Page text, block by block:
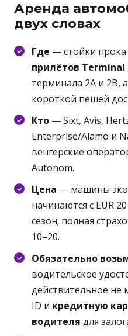
Аренда
двух словах
Где — стойки
прилётов Terminal
терминала 2A и 2B,
короткой пешей
Кто — Sixt, Avis,
Enterprise/Alamo и
венгерские
Autonom.
Цена — машины
начинаются с EUR
сезон; полная
10–20.
Обязательно
водительское
действительное не
ID и кредитную
водителя для